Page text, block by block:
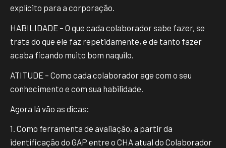
explícito para a corporação.
HABILIDADE – O que cada colaborador sabe fazer, se
trata do que ele faz repetidamente, e de tanto fazer
acaba ficando muito bom naquilo.
ATITUDE – Como cada colaborador age com o seu
conhecimento e com sua habilidade.
Agora lá vão as dicas:
1. Como ferramenta de avaliação, a partir da
identificação do GAP entre o CHA atual do Colaborador